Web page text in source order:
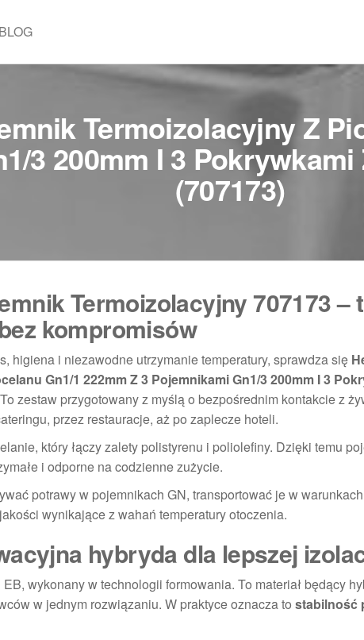
BLOG
Termoizolacyjny Z
3 200mm I 3
(707173)
Termoizolacyjny 707173 –
kompromisów
higiena i niezawodne utrzymanie temperatury, sprawdza się
Gn1/1 222mm Z 3 Pojemnikami Gn1/3 200mm I 3
zestaw przygotowany z myślą o bezpośrednim kontakcie z
przez restauracje, aż po zaplecze hoteli.
który łączy zalety polistyrenu i poliolefiny. Dzięki temu
i odporne na codzienne zużycie.
potrawy w pojemnikach GN, transportować je w
wynikające z wahań temperatury otoczenia.
hybryda dla lepszej
wykonany w technologii formowania. To materiał będący
w jednym rozwiązaniu. W praktyce oznacza to stabilność